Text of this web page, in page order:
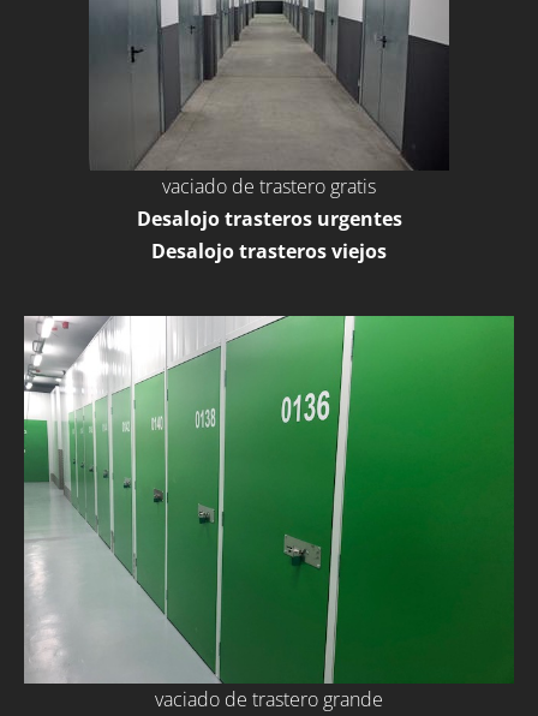
vaciado de trastero gratis
Desalojo trasteros urgentes
Desalojo trasteros viejos
vaciado de trastero grande